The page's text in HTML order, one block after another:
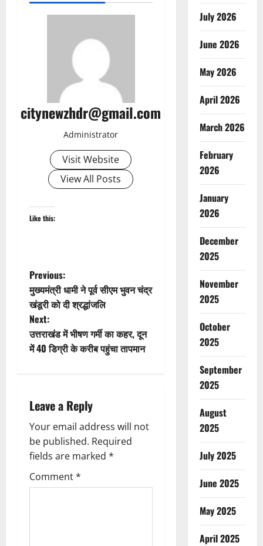
citynewzhdr@gmail.com
Administrator
Visit Website
View All Posts
Like this:
P
o
s
t
a
v
i
g
Previous:
मुख्यमंत्री धामी ने पूर्व सीएम भुवन चंद्र
खंडूरी को दी श्रद्धांजलि
Next:
उत्तराखंड में भीषण गर्मी का कहर, दून
में 40 डिग्री के करीब पहुंचा तापमान
Leave a Reply
Your email address will not
be published. Required
fields are marked *
Comment*
July 2026
June 2026
May 2026
April 2026
March 2026
February
2026
January
2026
December
2025
November
2025
October
2025
September
2025
August
2025
July 2025
June 2025
May 2025
April 2025